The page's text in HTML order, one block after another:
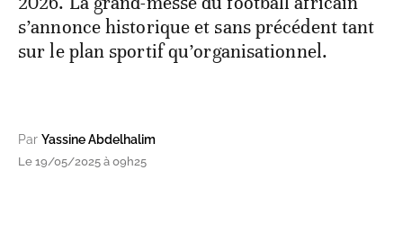
s’annonce historique et sans précédent tant
sur le plan sportif qu’organisationnel.
Par Yassine Abdelhalim
Le 19/05/2025 à 09h25